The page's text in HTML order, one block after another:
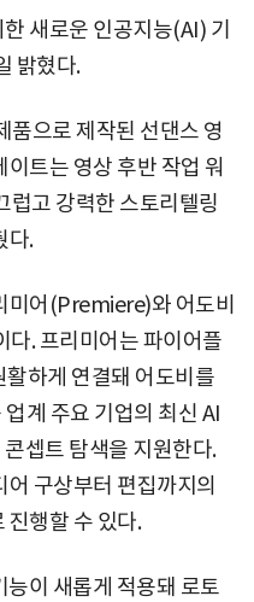
새로운 인공지능(AI) 기
밝혔다.
품으로 제작된 선댄스 영
트는 영상 후반 작업 워
럽고 강력한 스토리텔링
다.
미어(Premiere)와 어도비
. 프리미어는 파이어플
하게 연결돼 어도비를
계 주요 기업의 최신 AI
셉트 탐색을 지원한다.
구상부터 편집까지의
진행할 수 있다.
이 새롭게 적용돼 로토